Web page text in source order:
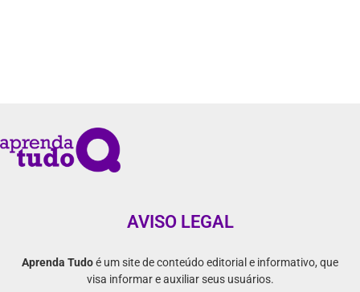
AVISO LEGAL
Aprenda Tudoé um site de conteúdo editorial e informativo, que
visa informar e auxiliar seus usuários.